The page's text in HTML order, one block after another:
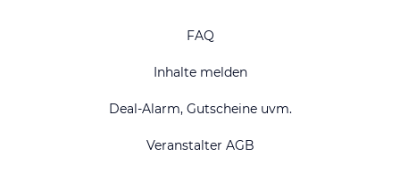
FAQ
Inhalte melden
Deal-Alarm, Gutscheine uvm.
Veranstalter AGB